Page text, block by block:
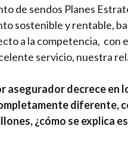
de sendos Planes
sostenible y rentable,
a la competencia, con
servicio, nuestra
asegurador decrece en
diferente,
¿cómo se explica